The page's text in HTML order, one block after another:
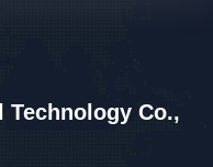
Technology Co.,